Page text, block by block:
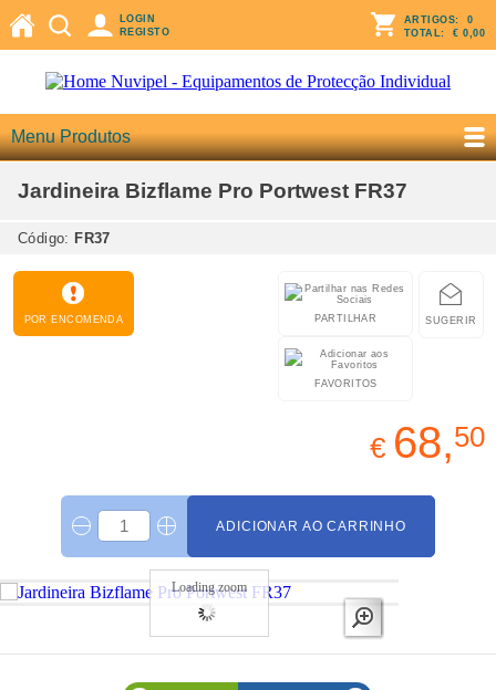
LOGIN
REGISTO
ARTIGOS: 0
TOTAL: € 0,00
Menu Produtos
Jardineira Bizflame Pro Portwest FR37
Código: FR37
POR ENCOMENDA SUGERIR
PARTILHAR
FAVORITOS
€ 68,50
ADICIONAR AO CARRINHO
Loading zoom